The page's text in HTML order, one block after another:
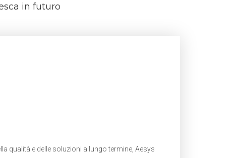
in futuro
qualità e delle soluzioni a lungo termine, Aesys